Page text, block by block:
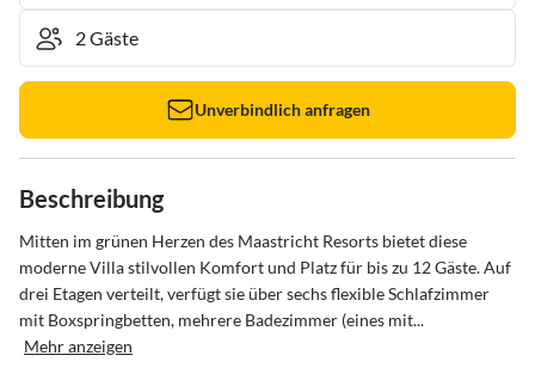
Unverbindlich anfragen
Beschreibung
Mitten im grünen Herzen des Maastricht Resorts bietet diese
moderne Villa stilvollen Komfort und Platz für bis zu 12 Gäste. Auf
drei Etagen verteilt, verfügt sie über sechs flexible Schlafzimmer
mit Boxspringbetten, mehrere Badezimmer (eines mit...
Mehr anzeigen